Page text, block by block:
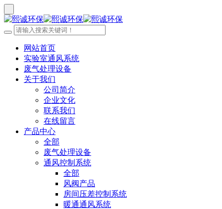
网站首页
实验室通风系统
废气处理设备
关于我们
公司简介
企业文化
联系我们
在线留言
产品中心
全部
废气处理设备
通风控制系统
全部
风阀产品
房间压差控制系统
暖通通风系统